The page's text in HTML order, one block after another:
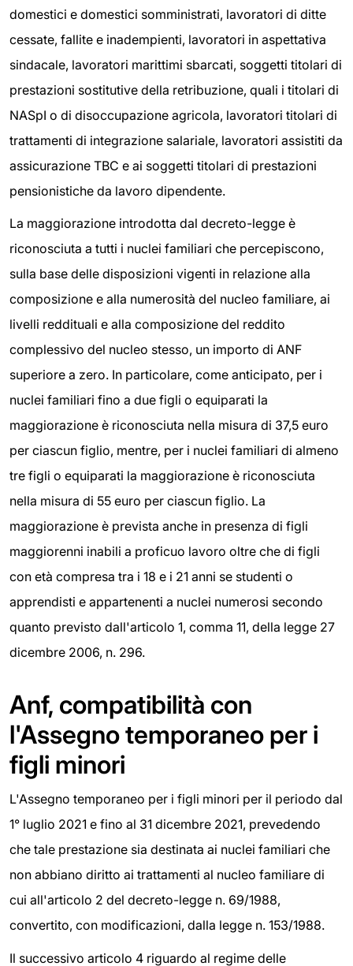
domestici e domestici somministrati, lavoratori di ditte
cessate, fallite e inadempienti, lavoratori in aspettativa
sindacale, lavoratori marittimi sbarcati, soggetti titolari di
prestazioni sostitutive della retribuzione, quali i titolari di
NASpI o di disoccupazione agricola, lavoratori titolari di
trattamenti di integrazione salariale, lavoratori assistiti da
assicurazione TBC e ai soggetti titolari di prestazioni
pensionistiche da lavoro dipendente.
La maggiorazione introdotta dal decreto-legge è
riconosciuta a tutti i nuclei familiari che percepiscono,
sulla base delle disposizioni vigenti in relazione alla
composizione e alla numerosità del nucleo familiare, ai
livelli reddituali e alla composizione del reddito
complessivo del nucleo stesso, un importo di ANF
superiore a zero. In particolare, come anticipato, per i
nuclei familiari fino a due figli o equiparati la
maggiorazione è riconosciuta nella misura di 37,5 euro
per ciascun figlio, mentre, per i nuclei familiari di almeno
tre figli o equiparati la maggiorazione è riconosciuta
nella misura di 55 euro per ciascun figlio. La
maggiorazione è prevista anche in presenza di figli
maggiorenni inabili a proficuo lavoro oltre che di figli
con età compresa tra i 18 e i 21 anni se studenti o
apprendisti e appartenenti a nuclei numerosi secondo
quanto previsto dall'articolo 1, comma 11, della legge 27
dicembre 2006, n. 296.
Anf, compatibilità con
l'Assegno temporaneo per i
figli minori
L'Assegno temporaneo per i figli minori per il periodo dal
1° luglio 2021 e fino al 31 dicembre 2021, prevedendo
che tale prestazione sia destinata ai nuclei familiari che
non abbiano diritto ai trattamenti al nucleo familiare di
cui all'articolo 2 del decreto-legge n. 69/1988,
convertito, con modificazioni, dalla legge n. 153/1988.
Il successivo articolo 4 riguardo al regime delle